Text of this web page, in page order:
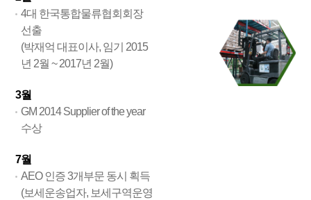
4대 한국통합물류협회회장
선출
(박재억 대표이사, 임기 2015
년 2월 ~ 2017년 2월)
3월
GM 2014 Supplier of the year
수상
7월
AEO 인증 3개부문 동시 획득
(보세운송업자, 보세구역운영